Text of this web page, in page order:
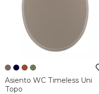
Asiento WC Timeless Uni
Topo